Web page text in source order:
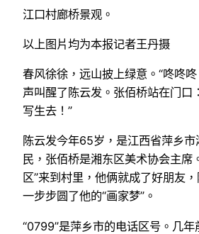
江口村廊桥景观。
以上图片均为本报记者王丹摄
春风徐徐，远山披上绿意。“咚咚
声叫醒了陈云发。张佰桥站在门口
写生去！”
陈云发今年65岁，是江西省萍乡
民，张佰桥是湘东区美术协会主席
区”来到村里，他俩就成了好朋友
一步步圆了他的“画家梦”。
“0799”是萍乡市的电话区号。几